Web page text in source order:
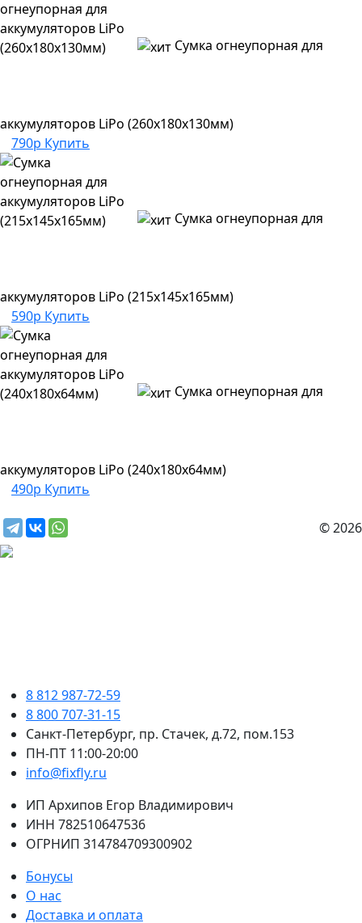
Сумка огнеупорная для
аккумуляторов LiPo (260x180х130мм)
790р Купить
Сумка огнеупорная для
аккумуляторов LiPo (215x145x165мм)
590р Купить
Сумка огнеупорная для
аккумуляторов LiPo (240x180х64мм)
490р Купить
© 2026
8 812 987-72-59
8 800 707-31-15
Санкт-Петербург, пр. Стачек, д.72, пом.153
ПН-ПТ 11:00-20:00
info@fixfly.ru
ИП Архипов Егор Владимирович
ИНН 782510647536
ОГРНИП 314784709300902
Бонусы
О нас
Доставка и оплата